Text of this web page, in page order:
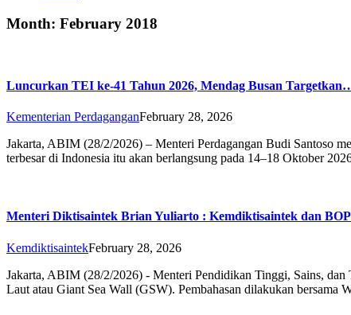
Month: February 2018
Luncurkan TEI ke-41 Tahun 2026, Mendag Busan
Kementerian PerdaganganFebruary 28, 2026
Jakarta, ABIM (28/2/2026) – Menteri Perdagangan Budi Santoso
terbesar di Indonesia itu akan berlangsung pada 14–18 Oktober
Menteri Diktisaintek Brian Yuliarto : Kemdiktisaintek dan
KemdiktisaintekFebruary 28, 2026
Jakarta, ABIM (28/2/2026) - Menteri Pendidikan Tinggi, Sains,
Laut atau Giant Sea Wall (GSW). Pembahasan dilakukan bersama